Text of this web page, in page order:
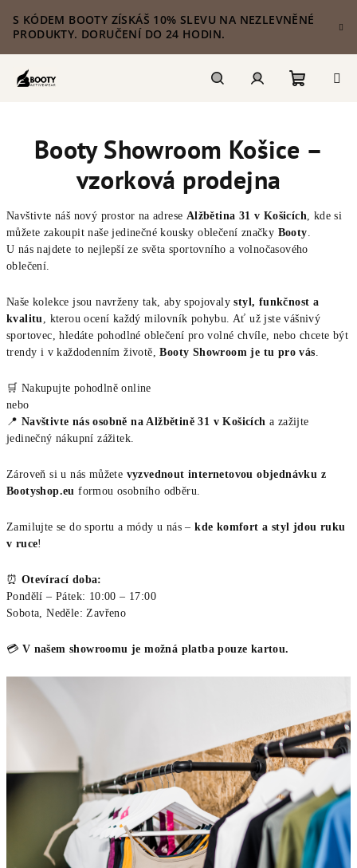
na
obsah
S KÓDEM BOOTY ZÍSKÁŠ 10% SLEVU NA NEZLEVNĚNÉ
PRODUKTY. DORUČENÍ DO 24 HODIN.
košík
Booty Showroom Košice –
vzorková prodejna
Navštivte náš nový prostor na adrese Alžbětina 31 v Košicích, kde si
můžete zakoupit naše jedinečné kousky oblečení značky Booty.
U nás najdete to nejlepší ze světa sportovního a volnočasového
oblečení.
Naše kolekce jsou navrženy tak, aby spojovalystyl, funkčnost a
kvalitu, kterou ocení každý milovník pohybu. Ať už jste vášnivý
sportovec, hledáte pohodlné oblečení pro volné chvíle, nebo chcete být
trendy i v každodenním životě,Booty Showroom je tu pro vás.
🛒 Nakupujte pohodlně online
nebo
📍 Navštivte nás osobně na Alžbětině 31 v Košicích a zažijte
jedinečný nákupní zážitek.
Zároveň si u nás můžete vyzvednout internetovou objednávku z
Bootyshop.eu formou osobního odběru.
Zamilujte se do sportu a módy u nás –kde komfort a styl jdou ruku
v ruce!
⏰ Otevírací doba:
Pondělí – Pátek: 10:00 – 17:00
Sobota, Neděle: Zavřeno
💳 V našem showroomu je možná platba pouze kartou.